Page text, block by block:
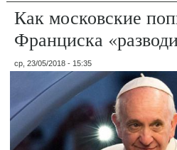
Как московские
Франциска
ср, 23/05/2018 - 15:35